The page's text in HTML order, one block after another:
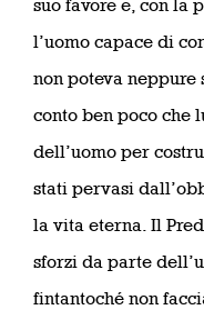
suo favore e, con la
l’uomo capace di
non poteva
conto ben poco che
dell’uomo per
stati pervasi
la vita eterna. Il
sforzi da parte
fintantoché non